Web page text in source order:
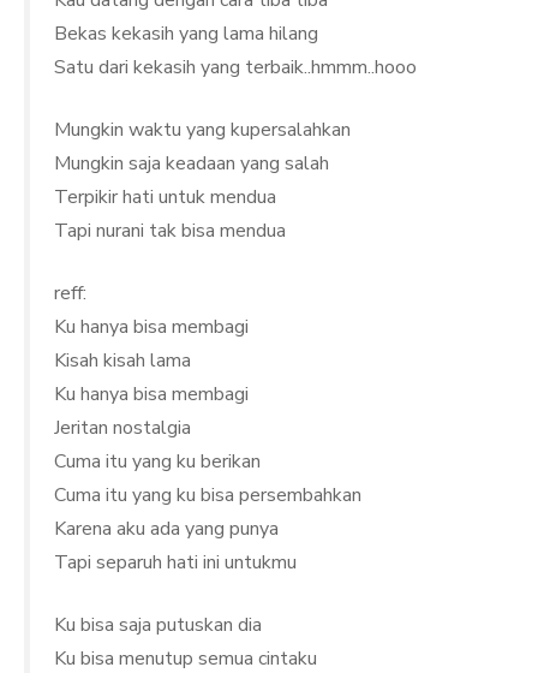
Bekas kekasih yang lama hilang
Satu dari kekasih yang terbaik..hmmm..hooo
Mungkin waktu yang kupersalahkan
Mungkin saja keadaan yang salah
Terpikir hati untuk mendua
Tapi nurani tak bisa mendua
reff:
Ku hanya bisa membagi
Kisah kisah lama
Ku hanya bisa membagi
Jeritan nostalgia
Cuma itu yang ku berikan
Cuma itu yang ku bisa persembahkan
Karena aku ada yang punya
Tapi separuh hati ini untukmu
Ku bisa saja putuskan dia
Ku bisa menutup semua cintaku